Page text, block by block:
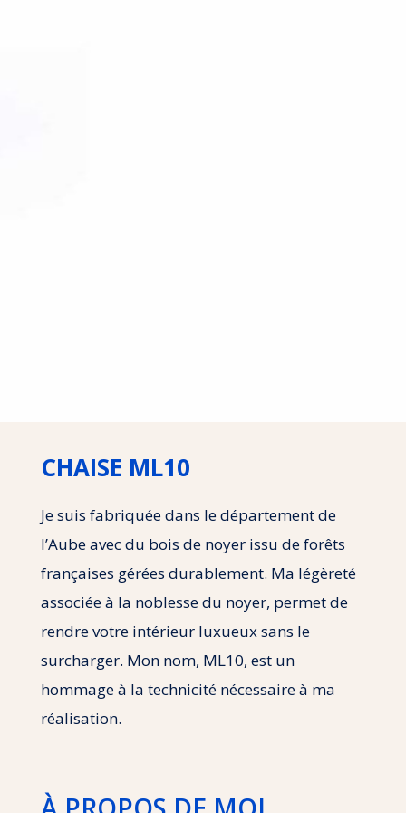
CHAISE ML10
Je suis fabriquée dans le département de
l’Aube avec du bois de noyer issu de forêts
françaises gérées durablement. Ma légèreté
associée à la noblesse du noyer, permet de
rendre votre intérieur luxueux sans le
surcharger. Mon nom, ML10, est un
hommage à la technicité nécessaire à ma
réalisation.